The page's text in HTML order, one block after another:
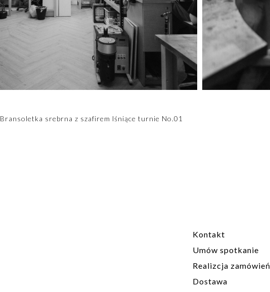
Bransoletka srebrna z szafirem lśniące turnie No.01
Kontakt
Umów spotkanie
Realizcja zamówień
Dostawa